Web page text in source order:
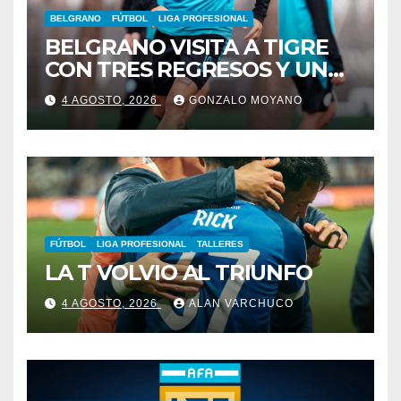
BELGRANO FÚTBOL LIGA PROFESIONAL
BELGRANO VISITA A TIGRE
CON TRES REGRESOS Y UNA
BAJA OBLIGADA
4 AGOSTO, 2026 GONZALO MOYANO
FÚTBOL LIGA PROFESIONAL TALLERES
LA T VOLVIO AL TRIUNFO
4 AGOSTO, 2026 ALAN VARCHUCO